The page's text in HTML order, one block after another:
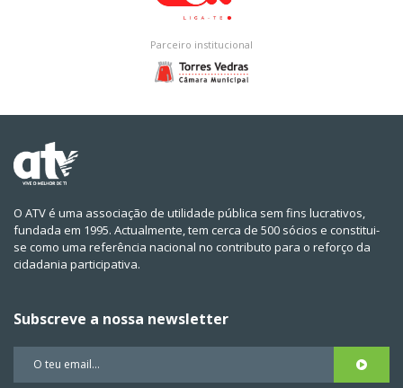
Parceiro institucional
O ATV é uma associação de utilidade pública sem fins lucrativos,
fundada em 1995. Actualmente, tem cerca de 500 sócios e constitui-
se como uma referência nacional no contributo para o reforço da
cidadania participativa.
Subscreve a nossa newsletter